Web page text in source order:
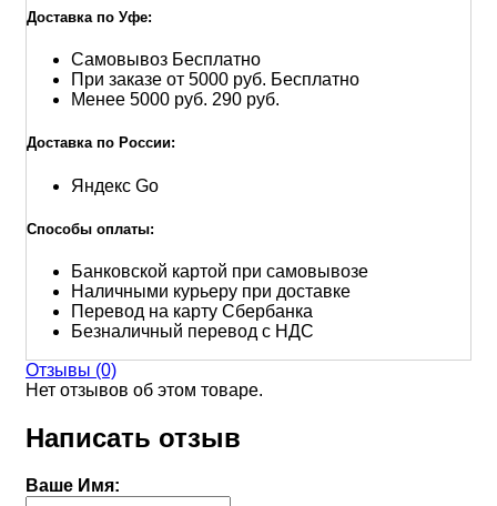
Доставка по Уфе:
Самовывоз Бесплатно
При заказе от 5000 руб. Бесплатно
Менее 5000 руб. 290 руб.
Доставка по России:
Яндекс Go
Способы оплаты:
Банковской картой при самовывозе
Наличными курьеру при доставке
Перевод на карту Сбербанка
Безналичный перевод с НДС
Отзывы (0)
Нет отзывов об этом товаре.
Написать отзыв
Ваше Имя: